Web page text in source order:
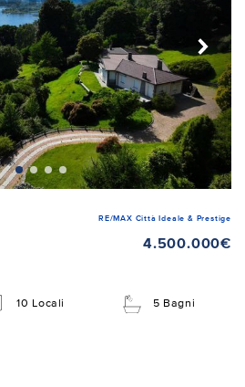
RE/MAX Città Ideale & Prestige
4.500.000€
10 Locali 5 Bagni